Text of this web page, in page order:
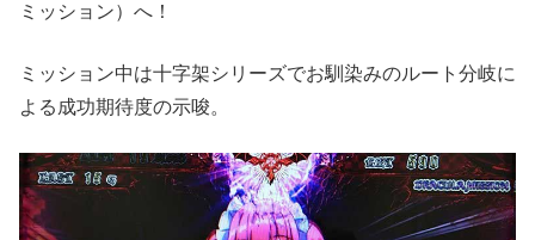
ミッション）へ！
ミッション中は十字架シリーズでお馴染みのルート分岐に
よる成功期待度の示唆。